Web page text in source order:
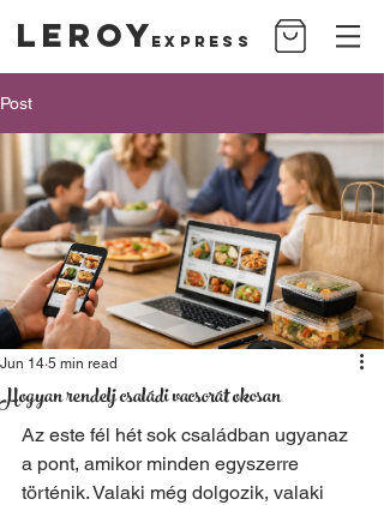
LeroyExpress
Post
Hogyan rendelj családi vacsorát okosan
Jun 14 5 min read
Az este fél hét sok családban ugyanaz
a pont, amikor minden egyszerre
történik. Valaki még dolgozik, valaki